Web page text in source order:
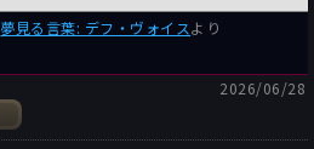
夢見る言葉: デフ・ヴォイスより
2026/06/28